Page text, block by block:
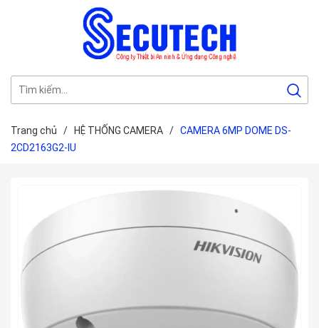
Trang chủ / HỆ THỐNG CAMERA / CAMERA 6MP DOME DS-
2CD2163G2-IU